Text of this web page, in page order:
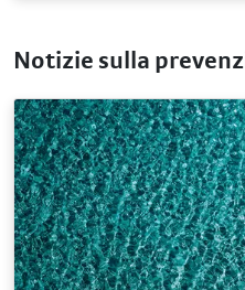
Notizie sulla